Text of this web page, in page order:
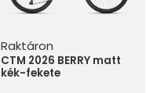
Raktáron
CTM 2026 BERRY matt
kék-fekete